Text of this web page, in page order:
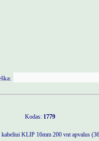
Kodas: 1779
KLIP 16mm 200 vnt apvalus